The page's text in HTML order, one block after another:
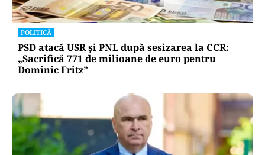
POLITICĂ
PSD atacă USR și PNL după sesizarea la CCR:
„Sacrifică 771 de milioane de euro pentru
Dominic Fritz”